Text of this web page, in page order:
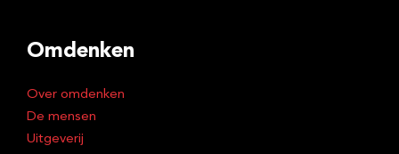
Omdenken
Over omdenken
De mensen
Uitgeverij